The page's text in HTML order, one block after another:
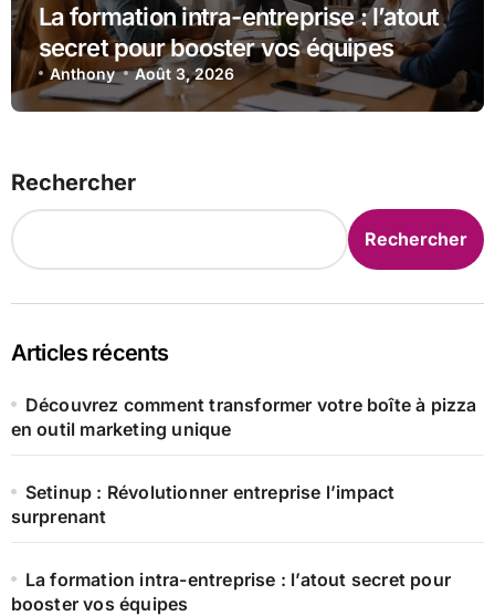
La formation intra-entreprise : l’atout
secret pour booster vos équipes
Anthony Août 3, 2026
Rechercher
Rechercher
Articles récents
Découvrez comment transformer votre boîte à pizza
en outil marketing unique
Setinup : Révolutionner entreprise l’impact
surprenant
La formation intra-entreprise : l’atout secret pour
booster vos équipes